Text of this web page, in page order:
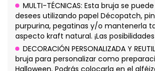
MULTI-TÉCNICAS: Esta bruja se
desees utilizando papel Décopatch,
purpurina, pegatinas y/o mantenerla
aspecto kraft natural. ¡Las
DECORACIÓN PERSONALIZADA Y
bruja para personalizar como